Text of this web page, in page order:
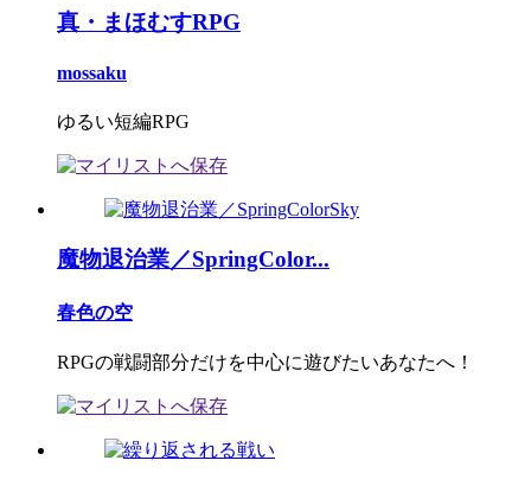
真・まほむすRPG
mossaku
ゆるい短編RPG
魔物退治業／SpringColor...
春色の空
RPGの戦闘部分だけを中心に遊びたいあなたへ！